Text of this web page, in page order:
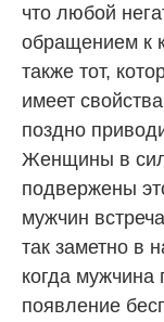
что любой
обращением к
также тот,
имеет
поздно
Женщины в
подвержены
мужчин
так заметно в
когда мужчина
появление